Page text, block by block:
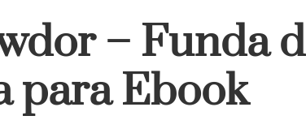
– Funda
para Ebook